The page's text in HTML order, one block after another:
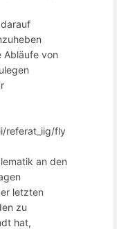
Abläufe von
referat_iig/fly
an den
letzten
zu
hat,